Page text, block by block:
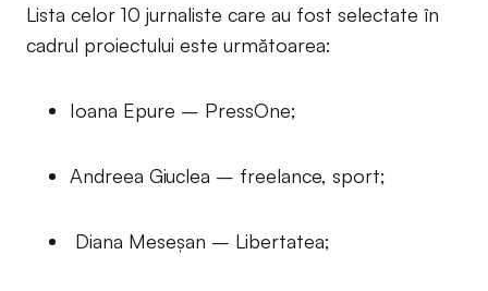
Lista celor 10 jurnaliste care au fost selectate în
cadrul proiectului este următoarea:
Ioana Epure – PressOne;
Andreea Giuclea – freelance, sport;
Diana Meseșan – Libertatea;